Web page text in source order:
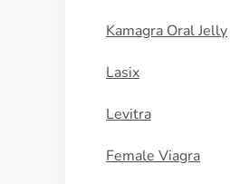
Kamagra Oral Jelly
Lasix
Levitra
Female Viagra